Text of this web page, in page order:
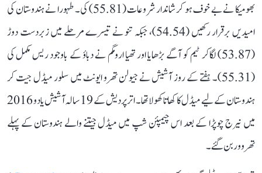
بھومیکا نے بے خوف ہو کر شاندار شروعات (55.81) کی۔ طہورا نے ہندوستان کی
امیدیں برقرار رکھیں (54.54)، جبکہ تنو نے تیسرے مرحلے میں زبردست دوڑ
(53.87) لگاکر ٹیم کو آگے بڑھایا اور تھیا ارومگم نے دباؤ کے باوجود ریس مکمل کی
(55.31)۔ ہفتے کے روز آشیش نے جیولن تھرو ایونٹ میں سلور میڈل جیت کر
ہندوستان کے لیے میڈل کا کھاتا کھولا تھا۔ اتر پردیش کے 19 سالہ آشیش یادو 2016
میں نیرج چوپڑا کے بعد اس چیمپئن شپ میں میڈل جیتنے والے ہندوستان کے پہلے
تھروور بن گئے۔